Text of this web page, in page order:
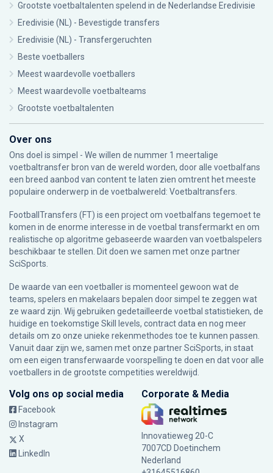
Grootste voetbaltalenten spelend in de Nederlandse Eredivisie
Eredivisie (NL) - Bevestigde transfers
Eredivisie (NL) - Transfergeruchten
Beste voetballers
Meest waardevolle voetballers
Meest waardevolle voetbalteams
Grootste voetbaltalenten
Over ons
Ons doel is simpel - We willen de nummer 1 meertalige
voetbaltransfer bron van de wereld worden, door alle voetbalfans
een breed aanbod van content te laten zien omtrent het meeste
populaire onderwerp in de voetbalwereld: Voetbaltransfers.
FootballTransfers (FT) is een project om voetbalfans tegemoet te
komen in de enorme interesse in de voetbal transfermarkt en om
realistische op algoritme gebaseerde waarden van voetbalspelers
beschikbaar te stellen. Dit doen we samen met onze partner
SciSports
De waarde van een voetballer is momenteel gewoon wat de
teams, spelers en makelaars bepalen door simpel te zeggen wat
ze waard zijn. Wij gebruiken gedetailleerde voetbal statistieken, de
huidige en toekomstige Skill levels, contract data en nog meer
details om zo onze unieke rekenmethodes toe te kunnen passen.
Vanuit daar zijn we, samen met onze partner SciSports, in staat
om een eigen transferwaarde voorspelling te doen en dat voor alle
voetballers in de grootste competities wereldwijd.
Volg ons op social media
Facebook
Instagram
X
LinkedIn
Corporate & Media
Innovatieweg 20-C
7007CD Doetinchem
Nederland